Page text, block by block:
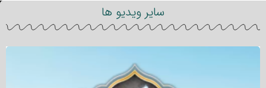
سایر ویدیو ها